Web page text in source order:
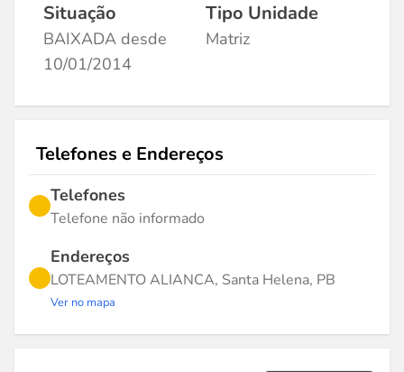
Situação
BAIXADA desde
10/01/2014
Tipo Unidade
Matriz
Telefones e Endereços
Telefones
Telefone não informado
Endereços
LOTEAMENTO ALIANCA, Santa Helena, PB
Ver no mapa